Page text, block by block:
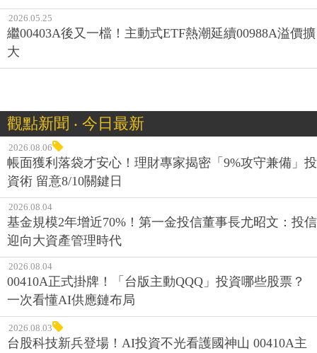
2026.05.25
繼00403A後又一檔！主動式ETF熱潮延續00988A溢價擴
大
觀點新聞 ‧ 今日最新
2026.08.06
帳面獲利落袋才安心！理財專家揭密「9%攻守兼備」投
資術 留意8/10關鍵日
2026.08.04
基金規模2年增近70%！第一金投信董事長尤昭文：投信
迎向大資產管理時代
2026.08.04
00410A正式掛牌！「台版主動QQQ」投資哪些股票？
一次看懂AI供應鏈布局
2026.08.03
台股科技新兵登場！AI投資不光看護國神山 00410A主